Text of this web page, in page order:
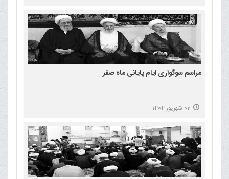
مراسم سوگواری ایام پایانی ماه صفر
02 شهریور 1404